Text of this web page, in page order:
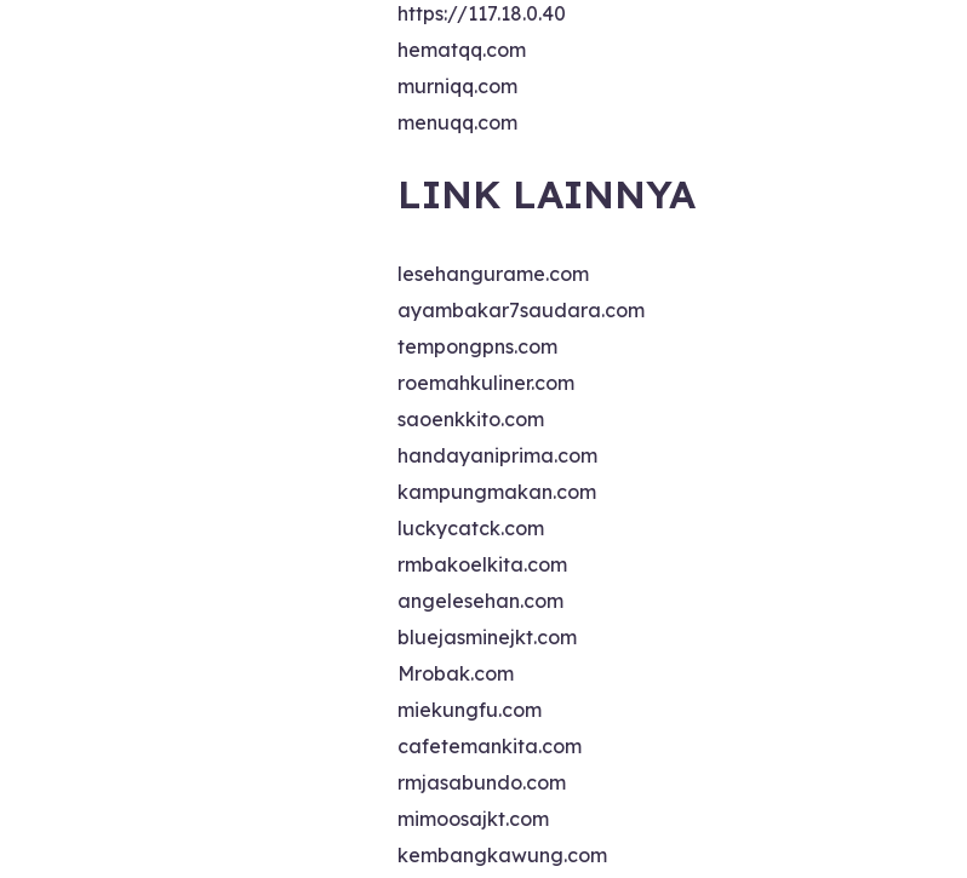
https://117.18.0.40
hematqq.com
murniqq.com
menuqq.com
LINK LAINNYA
lesehangurame.com
ayambakar7saudara.com
tempongpns.com
roemahkuliner.com
saoenkkito.com
handayaniprima.com
kampungmakan.com
luckycatck.com
rmbakoelkita.com
angelesehan.com
bluejasminejkt.com
Mrobak.com
miekungfu.com
cafetemankita.com
rmjasabundo.com
mimoosajkt.com
kembangkawung.com